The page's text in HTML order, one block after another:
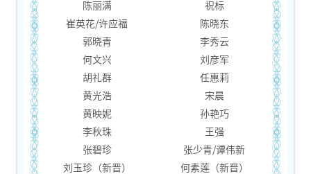
陈丽满
祝标
崔英花/许应福
陈晓东
郭晓青
李秀云
何文兴
刘彦军
胡礼群
任惠莉
黄光浩
宋晨
黄映妮
孙艳巧
李秋珠
王强
张碧珍
张少青/谭伟新
刘玉珍（新晋）
何素莲（新晋）